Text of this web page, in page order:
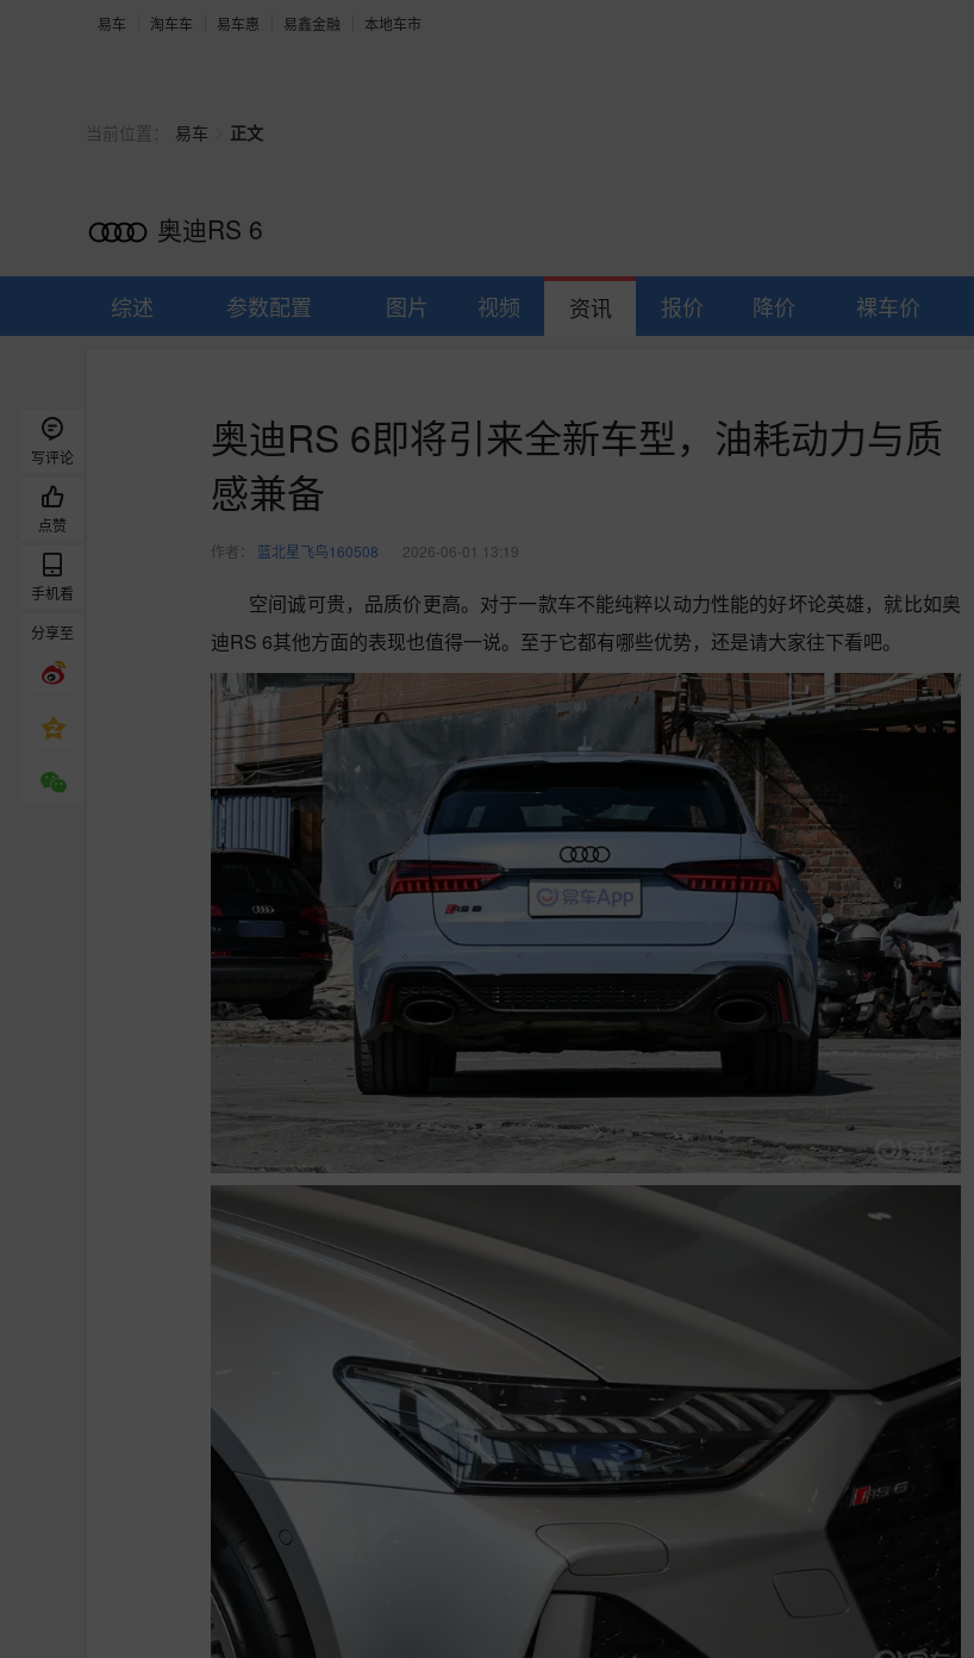
易车 淘车车 易车惠 易鑫金融 本地车市
当前位置： 易车 正文
奥迪RS 6
综述 参数配置 图片 视频 资讯 报价 降价 裸车价
写评论
点赞
手机看
分享至
奥迪RS 6即将引来全新车型，油耗动力与质
感兼备
作者： 蓝北星飞鸟160508 2026-06-01 13:19
空间诚可贵，品质价更高。对于一款车不能纯粹以动力性能的好坏论英雄，就比如奥
迪RS 6其他方面的表现也值得一说。至于它都有哪些优势，还是请大家往下看吧。